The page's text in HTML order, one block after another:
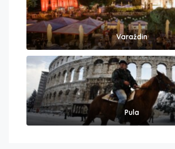
Varaždin
Pula